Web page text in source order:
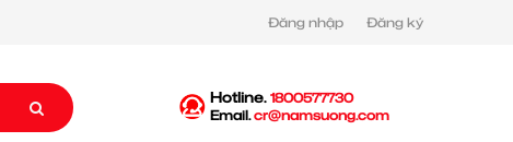
Đăng nhập Đăng ký
Hotline. 1800577730
Email.cr@namsuong.com